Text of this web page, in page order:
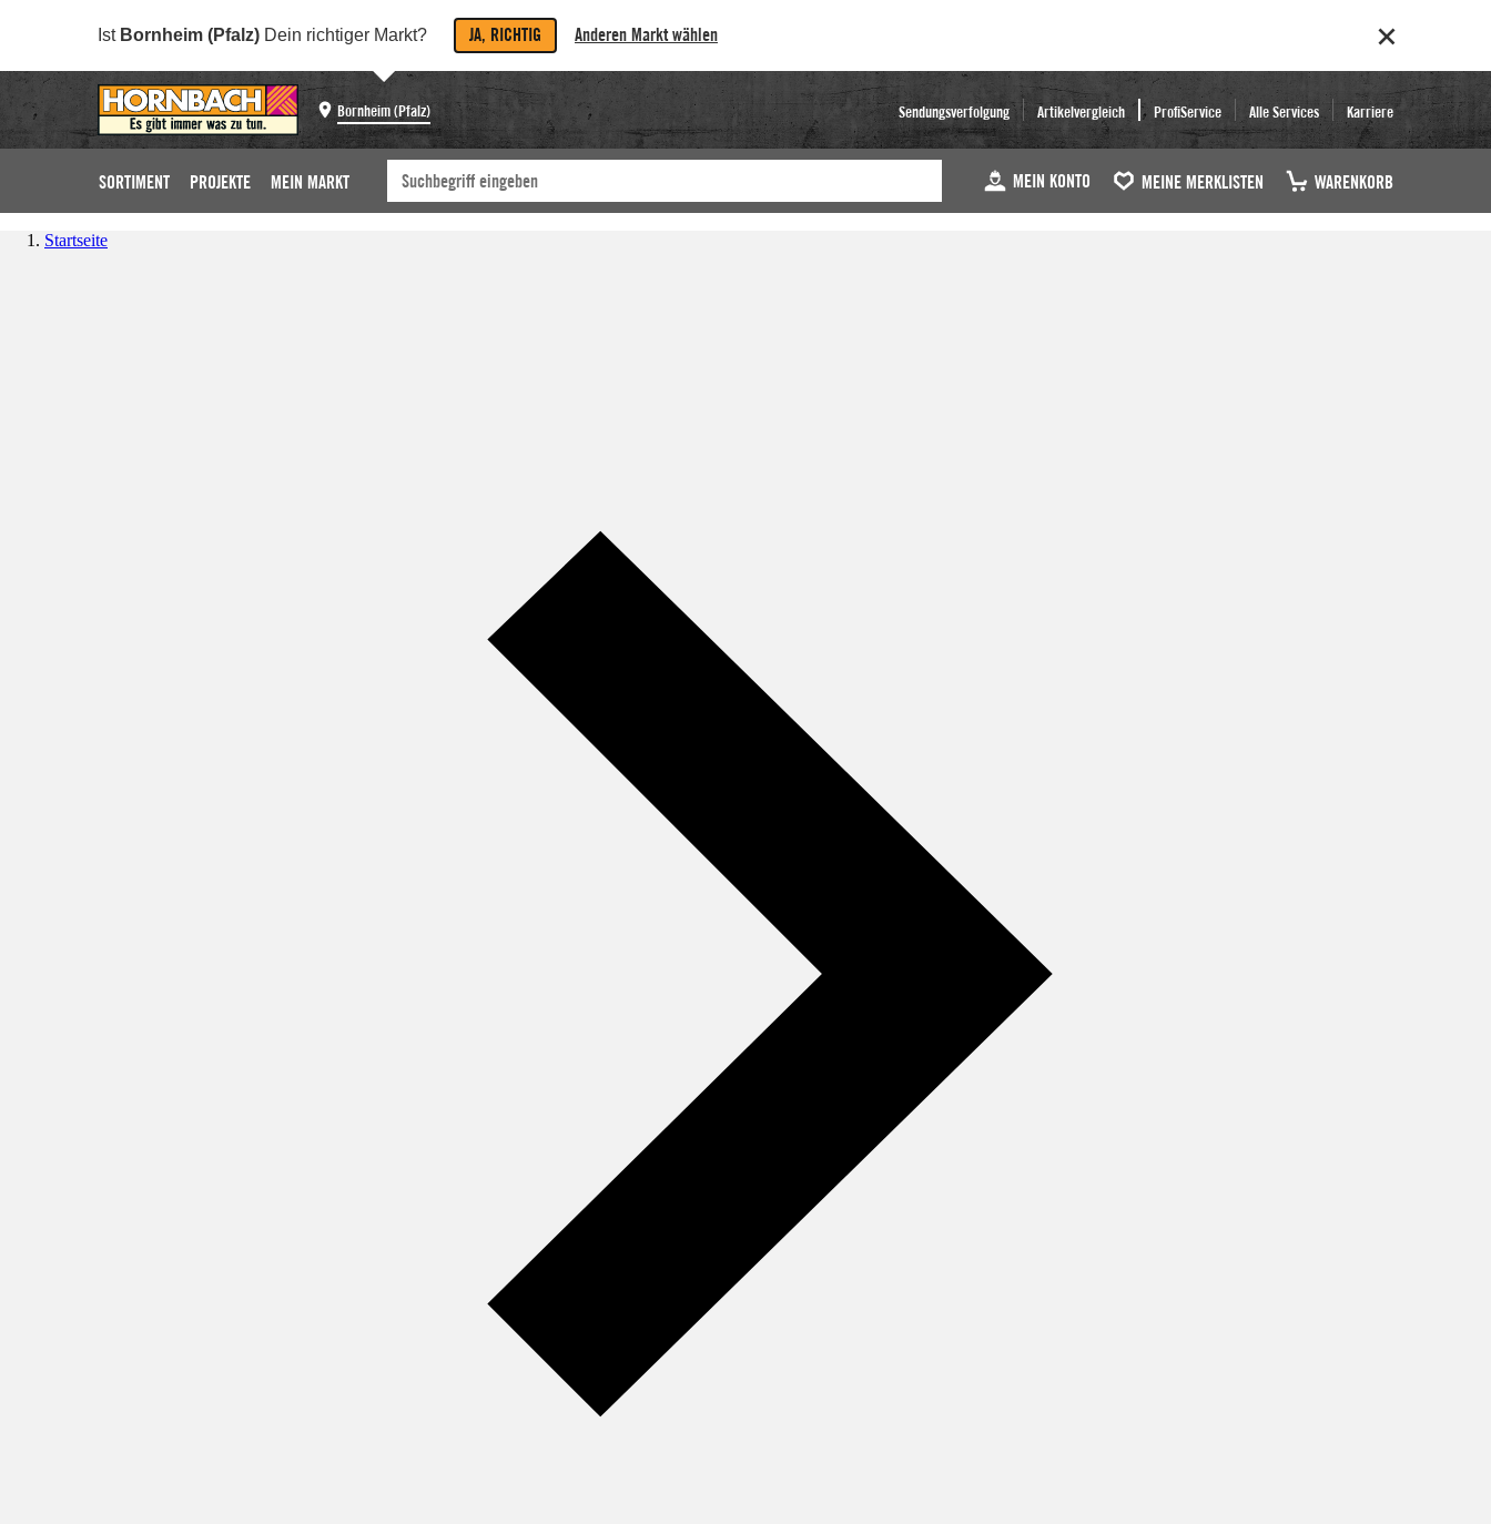
Ist Bornheim (Pfalz) Dein richtiger Markt? JA, RICHTIG Anderen Markt wählen
Bornheim (Pfalz) Sendungsverfolgung Artikelvergleich ProfiService Alle Services Karriere
SORTIMENT PROJEKTE MEIN MARKT MEIN KONTO MEINE MERKLISTEN WARENKORB
Startseite